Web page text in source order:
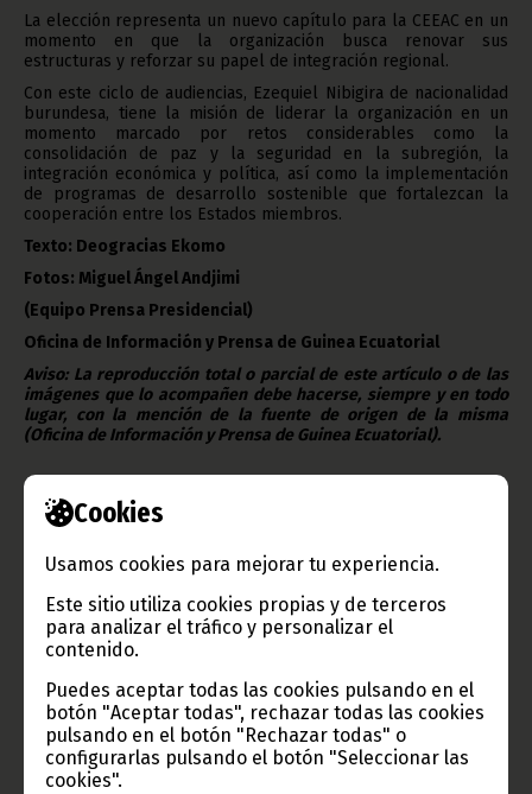
Cookies
Usamos cookies para mejorar tu experiencia.
Este sitio utiliza cookies propias y de terceros
para analizar el tráfico y personalizar el
contenido.
Puedes aceptar todas las cookies pulsando en el
botón "Aceptar todas", rechazar todas las cookies
pulsando en el botón "Rechazar todas" o
configurarlas pulsando el botón "Seleccionar las
cookies".
La elección representa un nuevo capítulo para la CEEAC en un
momento en que la organización busca renovar sus
estructuras y reforzar su papel de integración regional.
Con este ciclo de audiencias, Ezequiel Nibigira de nacionalidad
burundesa, tiene la misión de liderar la organización en un
momento marcado por retos considerables como la
consolidación de paz y la seguridad en la subregión, la
integración económica y política, así como la implementación
de programas de desarrollo sostenible que fortalezcan la
cooperación entre los Estados miembros.
Texto: Deogracias Ekomo
Fotos: Miguel Ángel Andjimi
(Equipo Prensa Presidencial)
Oficina de Información y Prensa de Guinea Ecuatorial
Aviso: La reproducción total o parcial de este artículo o de las
imágenes que lo acompañen debe hacerse, siempre y en todo
lugar, con la mención de la fuente de origen de la misma
(Oficina de Información y Prensa de Guinea Ecuatorial).
Gobierno e Instituciones
Información de Guinea Ecuatorial